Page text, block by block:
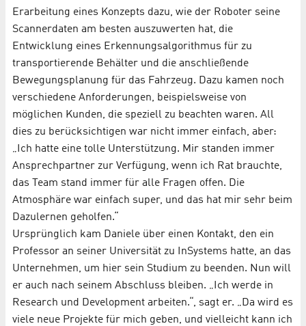
Erarbeitung eines Konzepts dazu, wie der Roboter seine
Scannerdaten am besten auszuwerten hat, die
Entwicklung eines Erkennungsalgorithmus für zu
transportierende Behälter und die anschließende
Bewegungsplanung für das Fahrzeug. Dazu kamen noch
verschiedene Anforderungen, beispielsweise von
möglichen Kunden, die speziell zu beachten waren. All
dies zu berücksichtigen war nicht immer einfach, aber:
„Ich hatte eine tolle Unterstützung. Mir standen immer
Ansprechpartner zur Verfügung, wenn ich Rat brauchte,
das Team stand immer für alle Fragen offen. Die
Atmosphäre war einfach super, und das hat mir sehr beim
Dazulernen geholfen.“
Ursprünglich kam Daniele über einen Kontakt, den ein
Professor an seiner Universität zu InSystems hatte, an das
Unternehmen, um hier sein Studium zu beenden. Nun will
er auch nach seinem Abschluss bleiben. „Ich werde in
Research und Development arbeiten.“, sagt er. „Da wird es
viele neue Projekte für mich geben, und vielleicht kann ich